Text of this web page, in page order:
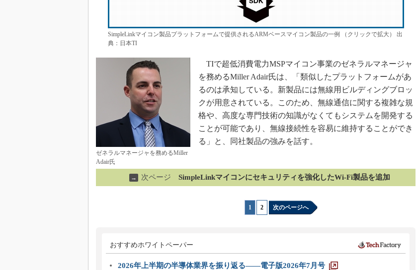
SimpleLinkマイコン製品プラットフォームで提供されるARMベースマイコン製品の一例 （クリックで拡大） 出
典：日本TI
ゼネラルマネージャを務めるMiller
Adair氏
TIで超低消費電力MSPマイコン事業のゼネラルマネージャ
を務めるMiller Adair氏は、「類似したプラットフォームがあ
るのは承知している。新製品には無線用ビルディングブロッ
クが用意されている。このため、無線通信に関する複雑な規
格や、高度な専門技術の知識がなくてもシステムを開発する
ことが可能であり、無線接続性を容易に維持することができ
る」と、同社製品の強みを話す。
→ 次ページ SimpleLinkマイコンにセキュリティを強化したWi-Fi製品を追加
1 2 次のページへ
おすすめホワイトペーパー
2026年上半期の半導体業界を振り返る――電子版2026年7月号